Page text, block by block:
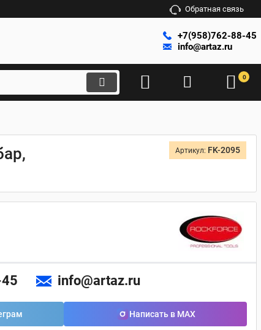
Обратная связь
+7(958)762-88-45
info@artaz.ru
0
Артикул: FK-2095
info@artaz.ru
Написать в MAX